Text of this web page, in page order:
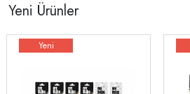
Yeni Ürünler